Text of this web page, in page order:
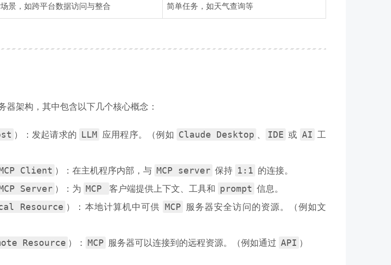
景，如跨平台数据访问与整合 简单任务，如天气查询等
器架构，其中包含以下几个核心概念：
）：发起请求的 LLM 应用程序。（例如 Claude Desktop 、 IDE 或 AI
工
Client ）：在主机程序内部，与 MCP server 保持 1:1 的连接。
Server ）：为 MCP 客户端提供上下文、工具和 prompt 信息。
Resource ）：本地计算机中可供 MCP
服务器安全访问的资源。（例如文
Resource ）： MCP 服务器可以连接到的远程资源。（例如通过 API ）